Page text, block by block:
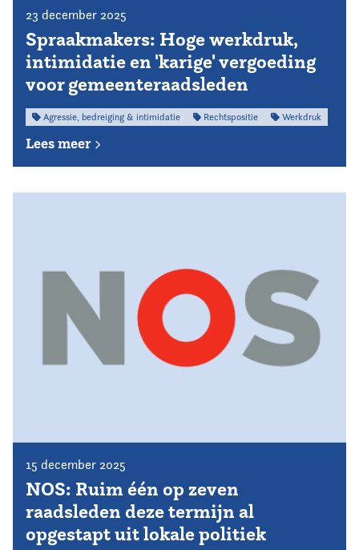
23 december 2025
Spraakmakers: Hoge werkdruk,
intimidatie en 'karige' vergoeding
voor gemeenteraadsleden
Agressie, bedreiging & intimidatie Rechtspositie Werkdruk
Lees meer
15 december 2025
NOS: Ruim één op zeven
raadsleden deze termijn al
opgestapt uit lokale politiek